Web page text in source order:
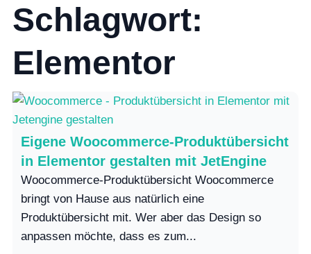
Schlagwort:
Elementor
Eigene Woocommerce-Produktübersicht
in Elementor gestalten mit JetEngine
Woocommerce-Produktübersicht Woocommerce
bringt von Hause aus natürlich eine
Produktübersicht mit. Wer aber das Design so
anpassen möchte, dass es zum...